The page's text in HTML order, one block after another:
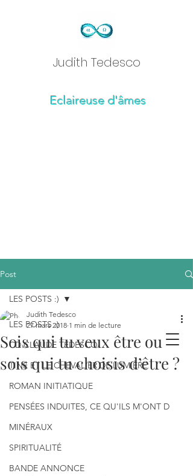
Judith Tedesco
Eclaireuse d'âmes
Post
LES POSTS :)
CD CLAUDE TEDESCO
TINE ET LE CHEVALIER DE LUMIÈRE
ROMAN INITIATIQUE
PENSÉES INDUITES, CE QU'ILS M'ONT D
MINÉRAUX
SPIRITUALITÉ
BANDE ANNONCE
LES POSTS :)
Sois qui tu veux être ou
sois qui tu choisis d’être ?
Judith Tedesco
27 mars 2018 1 min de lecture